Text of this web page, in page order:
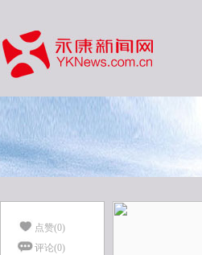
点赞(0)
评论(0)